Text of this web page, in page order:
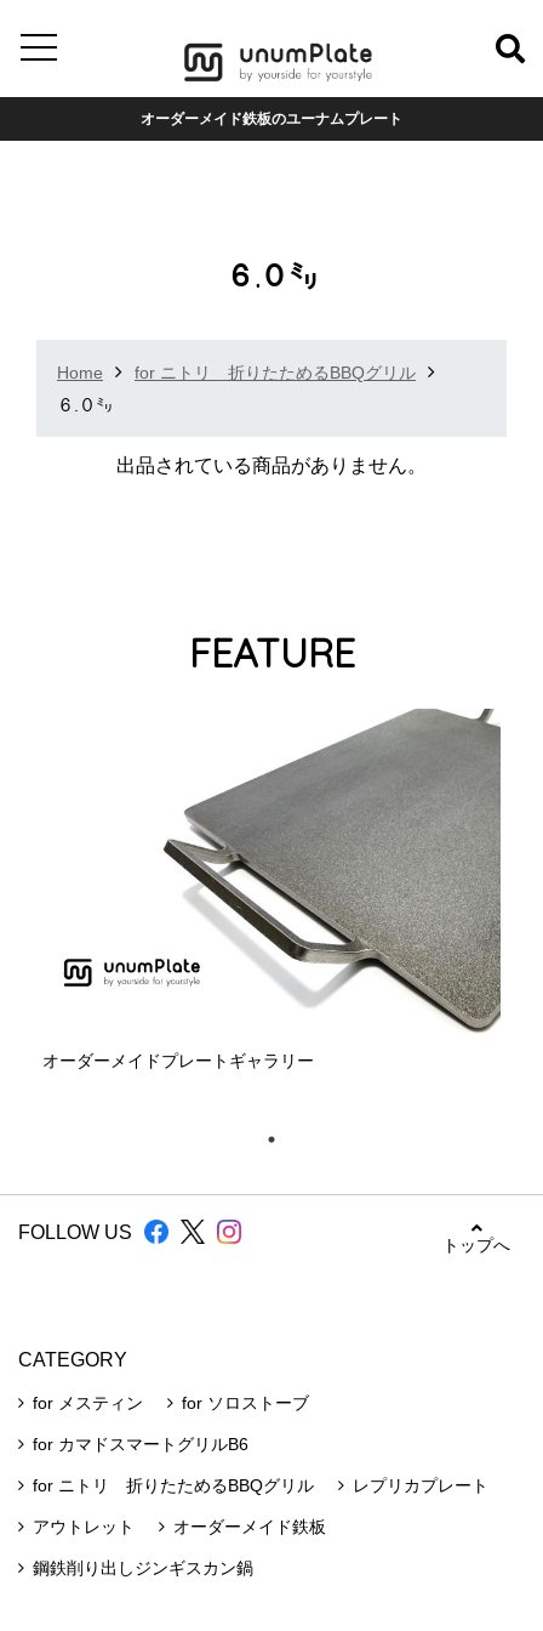
オーダーメイド鉄板のユーナムプレート
６.０㍉
Home
for ニトリ 折りたためるBBQグリル
６.０㍉
出品されている商品がありません。
FEATURE
オーダーメイドプレートギャラリー
FOLLOW US
トップへ
CATEGORY
for メスティン for ソロストーブ
for カマドスマートグリルB6
for ニトリ 折りたためるBBQグリル レプリカプレート
アウトレット オーダーメイド鉄板
鋼鉄削り出しジンギスカン鍋